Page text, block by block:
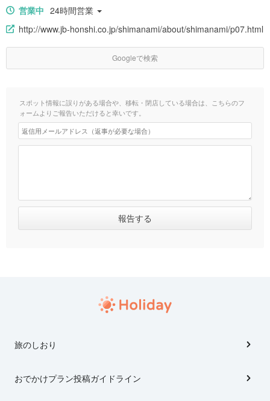
営業中 24時間営業
http://www.jb-honshi.co.jp/shimanami/about/shimanami/p07.html
Googleで検索
スポット情報に誤りがある場合や、移転・閉店している場合は、こちらのフ
ォームよりご報告いただけると幸いです。
旅のしおり
おでかけプラン投稿ガイドライン